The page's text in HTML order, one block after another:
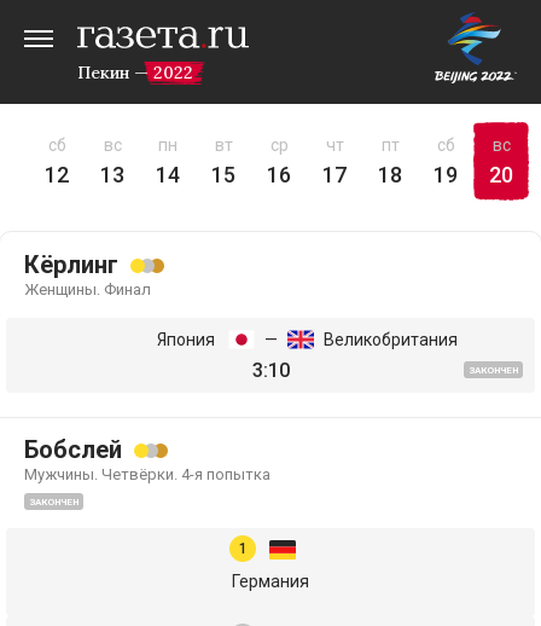
Пекин — 2022
сб
12
вс
13
пн
14
вт
15
ср
16
чт
17
пт
18
сб
19
вс
20
Кёрлинг
Женщины. Финал
Япония — Великобритания
3:10 ЗАКОНЧЕН
Бобслей
Мужчины. Четвёрки. 4-я попытка
ЗАКОНЧЕН
Германия